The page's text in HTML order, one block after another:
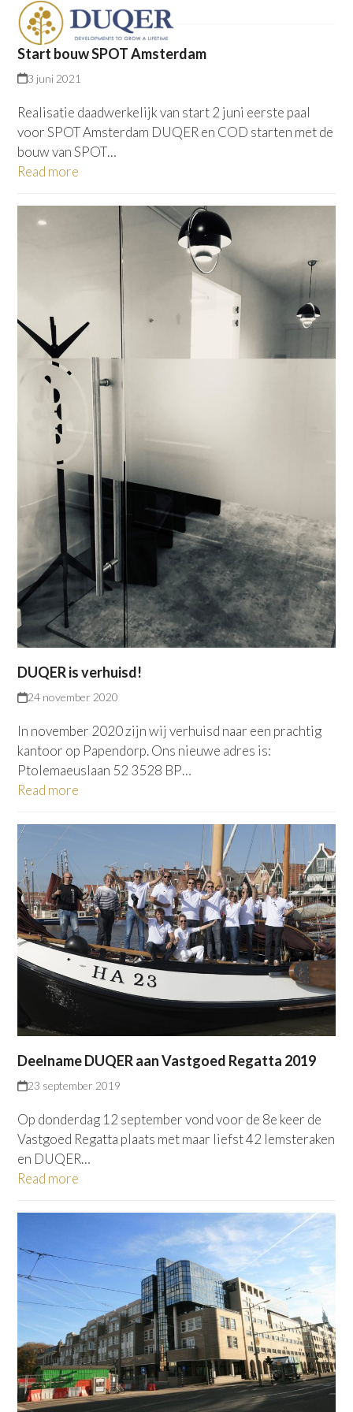
Skip
content
Open
mobile
menu
Close
mobile
menu
Start bouw SPOT Amsterdam
3 juni 2021
Realisatie daadwerkelijk van start 2 juni eerste paal
voor SPOT Amsterdam DUQER en COD starten met de
bouw van SPOT…
Read more
DUQER is verhuisd!
24 november 2020
In november 2020 zijn wij verhuisd naar een prachtig
kantoor op Papendorp. Ons nieuwe adres is:
Ptolemaeuslaan 52 3528 BP…
Read more
Deelname DUQER aan Vastgoed Regatta 2019
23 september 2019
Op donderdag 12 september vond voor de 8e keer de
Vastgoed Regatta plaats met maar liefst 42 lemsteraken
en DUQER…
Read more